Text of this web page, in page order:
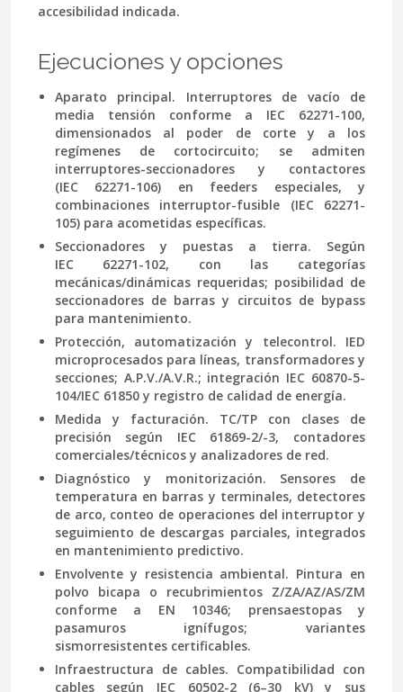
accesibilidad indicada.
Ejecuciones y opciones
Aparato principal. Interruptores de vacío de
media tensión conforme a IEC 62271-100,
dimensionados al poder de corte y a los
regímenes de cortocircuito; se admiten
interruptores-seccionadoresy contactores
(IEC 62271-106) en feeders especiales, y
combinaciones interruptor-fusible (IEC 62271-
105) para acometidas específicas.
Seccionadores y puestas a tierra. Según
IEC 62271-102, con las categorías
mecánicas/dinámicas requeridas; posibilidad de
seccionadores de barras y circuitos de bypass
para mantenimiento.
Protección, automatización y telecontrol. IED
microprocesados para líneas, transformadores y
secciones; A.P.V./A.V.R.; integración IEC 60870-5-
104/IEC 61850y registro de calidad de energía.
Medida y facturación. TC/TP con clases de
precisión según IEC 61869-2/-3, contadores
comerciales/técnicos y analizadores de red.
Diagnóstico y monitorización. Sensores de
temperatura en barras y terminales, detectores
de arco, conteo de operaciones del interruptor y
seguimiento de descargas parciales, integrados
en mantenimiento predictivo.
Envolvente y resistencia ambiental. Pintura en
polvo bicapa o recubrimientos Z/ZA/AZ/AS/ZM
conforme a EN 10346; prensaestopas y
pasamuros ignífugos; variantes
sismorresistentescertificables.
Infraestructura de cables. Compatibilidad con
cables según IEC 60502-2(6–30 kV) y sus